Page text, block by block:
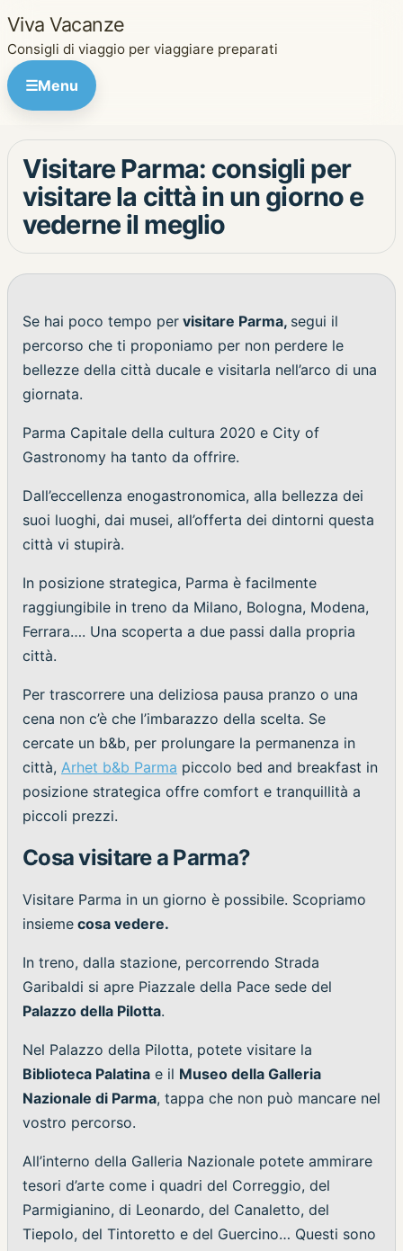
Viva Vacanze
Consigli di viaggio per viaggiare preparati
☰Menu
Visitare Parma: consigli per
visitare la città in un giorno e
vederne il meglio
Se hai poco tempo per visitare Parma, segui il
percorso che ti proponiamo per non perdere le
bellezze della città ducale e visitarla nell’arco di una
giornata.
Parma Capitale della cultura 2020 e City of
Gastronomy ha tanto da offrire.
Dall’eccellenza enogastronomica, alla bellezza dei
suoi luoghi, dai musei, all’offerta dei dintorni questa
città vi stupirà.
In posizione strategica, Parma è facilmente
raggiungibile in treno da Milano, Bologna, Modena,
Ferrara…. Una scoperta a due passi dalla propria
città.
Per trascorrere una deliziosa pausa pranzo o una
cena non c’è che l’imbarazzo della scelta. Se
cercate un b&b, per prolungare la permanenza in
città, Arhet b&b Parma piccolo bed and breakfast in
posizione strategica offre comfort e tranquillità a
piccoli prezzi.
Cosa visitare a Parma?
Visitare Parma in un giorno è possibile. Scopriamo
insieme cosa vedere.
In treno, dalla stazione, percorrendo Strada
Garibaldi si apre Piazzale della Pace sede del
Palazzo della Pilotta.
Nel Palazzo della Pilotta, potete visitare la
Biblioteca Palatina e il Museo della Galleria
Nazionale di Parma, tappa che non può mancare nel
vostro percorso.
All’interno della Galleria Nazionale potete ammirare
tesori d’arte come i quadri del Correggio, del
Parmigianino, di Leonardo, del Canaletto, del
Tiepolo, del Tintoretto e del Guercino… Questi sono